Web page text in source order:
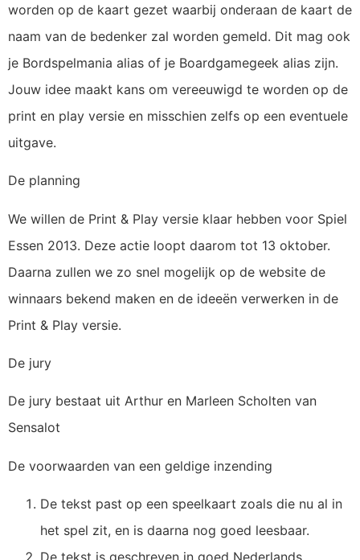
worden op de kaart gezet waarbij onderaan de kaart de
naam van de bedenker zal worden gemeld. Dit mag ook
je Bordspelmania alias of je Boardgamegeek alias zijn.
Jouw idee maakt kans om vereeuwigd te worden op de
print en play versie en misschien zelfs op een eventuele
uitgave.
De planning
We willen de Print & Play versie klaar hebben voor Spiel
Essen 2013. Deze actie loopt daarom tot 13 oktober.
Daarna zullen we zo snel mogelijk op de website de
winnaars bekend maken en de ideeën verwerken in de
Print & Play versie.
De jury
De jury bestaat uit Arthur en Marleen Scholten van
Sensalot
De voorwaarden van een geldige inzending
De tekst past op een speelkaart zoals die nu al in
het spel zit, en is daarna nog goed leesbaar.